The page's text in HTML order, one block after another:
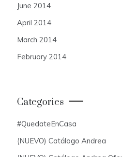
June 2014
April 2014
March 2014
February 2014
Categories
#QuedateEnCasa
(NUEVO) Catálogo Andrea